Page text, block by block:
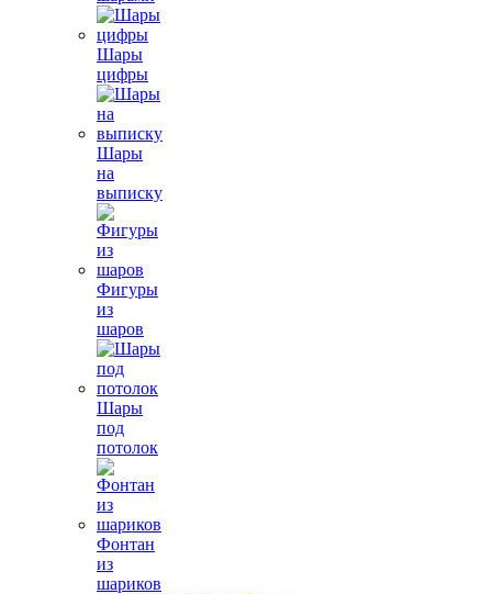
Шары
цифры
Шары
на
выписку
Фигуры
из
шаров
Шары
под
потолок
Фонтан
из
шариков